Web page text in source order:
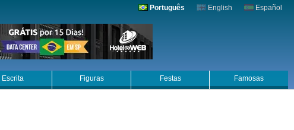
Português English Español
Escrita Figuras Festas Famosas